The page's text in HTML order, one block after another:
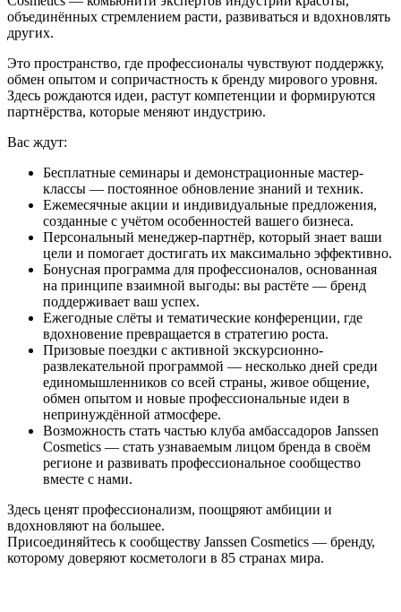
объединённых стремлением расти, развиваться и вдохновлять
других.
Это пространство, где профессионалы чувствуют поддержку,
обмен опытом и сопричастность к бренду мирового уровня.
Здесь рождаются идеи, растут компетенции и формируются
партнёрства, которые меняют индустрию.
Вас ждут:
Бесплатные семинары и демонстрационные мастер-
классы — постоянное обновление знаний и техник.
Ежемесячные акции и индивидуальные предложения,
созданные с учётом особенностей вашего бизнеса.
Персональный менеджер-партнёр, который знает ваши
цели и помогает достигать их максимально эффективно.
Бонусная программа для профессионалов, основанная
на принципе взаимной выгоды: вы растёте — бренд
поддерживает ваш успех.
Ежегодные слёты и тематические конференции, где
вдохновение превращается в стратегию роста.
Призовые поездки с активной экскурсионно-
развлекательной программой — несколько дней среди
единомышленников со всей страны, живое общение,
обмен опытом и новые профессиональные идеи в
непринуждённой атмосфере.
Возможность стать частью клуба амбассадоров Janssen
Cosmetics — стать узнаваемым лицом бренда в своём
регионе и развивать профессиональное сообщество
вместе с нами.
Здесь ценят профессионализм, поощряют амбиции и
вдохновляют на большее.
Присоединяйтесь к сообществу Janssen Cosmetics — бренду,
которому доверяют косметологи в 85 странах мира.